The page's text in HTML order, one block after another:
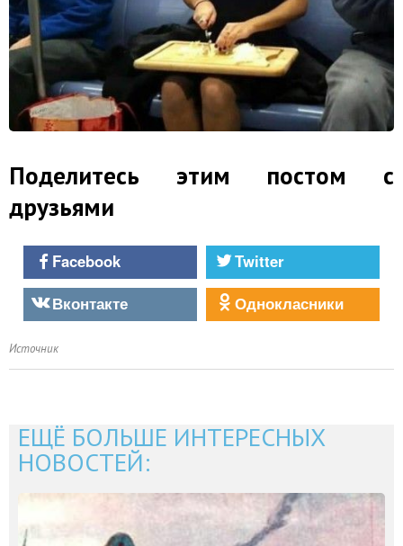
Поделитесь этим постом с
друзьями
Facebook
Twitter
Вконтакте
Однокласники
Источник
ЕЩЁ БОЛЬШЕ ИНТЕРЕСНЫХ
НОВОСТЕЙ: